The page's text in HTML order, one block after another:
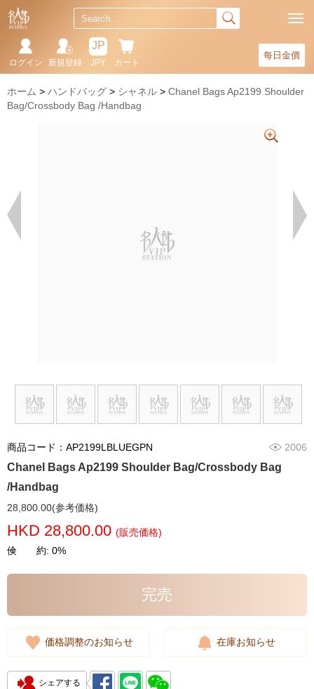
每日金價
カート
JP
JPY
新規登録
ログイン
ホーム ハンドバッグ シャネル
Chanel Bags Ap2199 Shoulder
Bag/Crossbody Bag /Handbag
商品コード：AP2199LBLUEGPN 2006
Chanel Bags Ap2199 Shoulder Bag/Crossbody Bag
/Handbag
28,800.00(参考価格)
HKD 28,800.00 (販売価格)
倹 約: 0%
完売
価格調整のお知らせ 在庫お知らせ
シェアする